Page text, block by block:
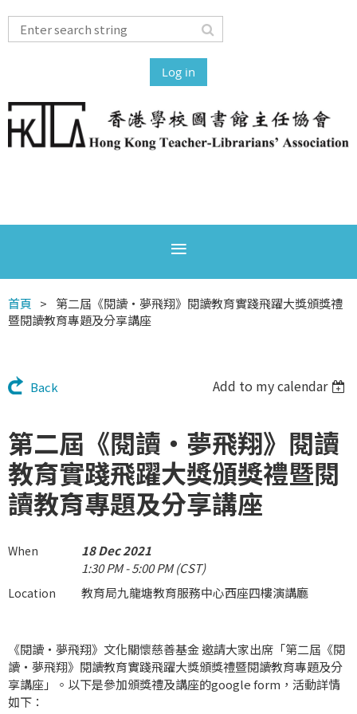
Log in
首頁
第二屆《閱讀‧夢飛翔》閱讀教育實踐飛躍大獎頒獎禮
暨閱讀教育專題及分享講座
Back Add to my calendar
第二屆《閱讀‧夢飛翔》閱讀
教育實踐飛躍大獎頒獎禮暨閱
讀教育專題及分享講座
When
18 Dec 2021
1:30 PM - 5:00 PM (CST)
Location 教育局九龍塘教育服務中心西座四樓演講廳
《閱讀‧夢飛翔》文化關懷慈善基金 邀請大家出席「第二屆《閱
讀‧夢飛翔》閱讀教育實踐飛躍大獎頒獎禮暨閱讀教育專題及分
享講座」。以下是參加頒獎禮及講座的google form，活動詳情
如下：